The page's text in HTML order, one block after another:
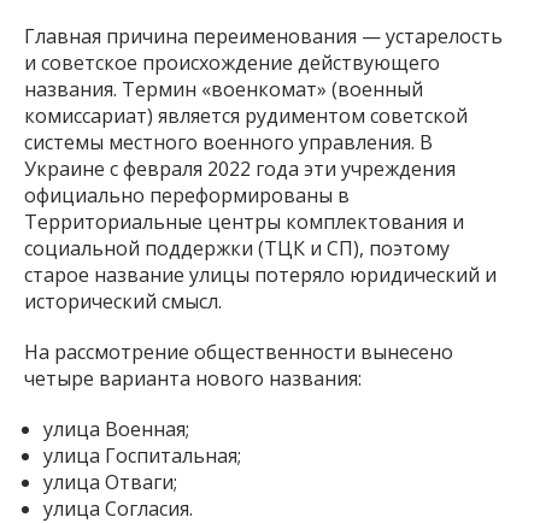
Главная причина переименования — устарелость
и советское происхождение действующего
названия. Термин «военкомат» (военный
комиссариат) является рудиментом советской
системы местного военного управления. В
Украине с февраля 2022 года эти учреждения
официально переформированы в
Территориальные центры комплектования и
социальной поддержки (ТЦК и СП), поэтому
старое название улицы потеряло юридический и
исторический смысл.
На рассмотрение общественности вынесено
четыре варианта нового названия:
улица Военная;
улица Госпитальная;
улица Отваги;
улица Согласия.